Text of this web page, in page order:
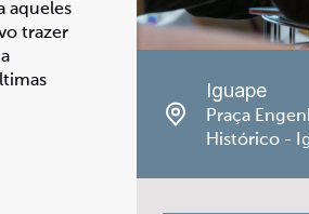
aqueles
trazer
Iguape
Praça
Histórico -